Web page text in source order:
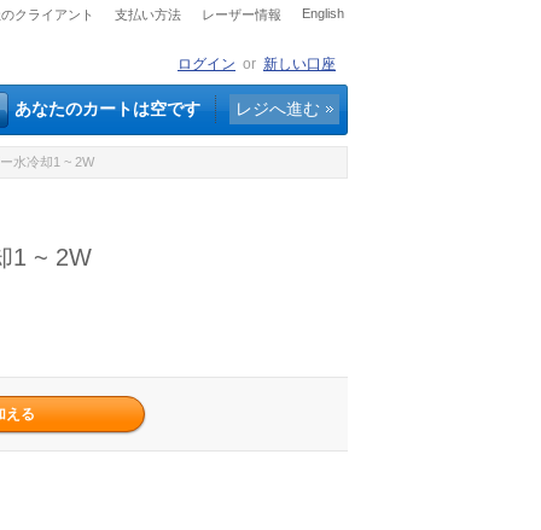
クライアント 支払い方法 レーザー情報 English
ログイン or 新しい口座
あなたのカートは空です レジへ進む
水冷却1 ~ 2W
1 ~ 2W